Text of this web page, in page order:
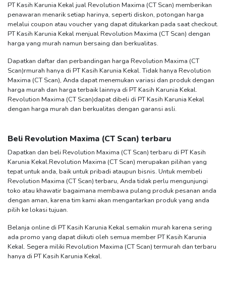
PT Kasih Karunia Kekal jualRevolution Maxima (CT Scan) memberikan
penawaran menarik setiap harinya, seperti diskon, potongan harga
melalui coupon atau voucher yang dapat ditukarkan pada saat checkout.
PT Kasih Karunia Kekal menjualRevolution Maxima (CT Scan) dengan
harga yang murah namun bersaing dan berkualitas.
Dapatkan daftar dan perbandingan harga Revolution Maxima (CT
Scan)rmurah hanya di PT Kasih Karunia Kekal. Tidak hanya Revolution
Maxima (CT Scan), Anda dapat menemukan variasi dan produk dengan
harga murah dan harga terbaik lainnya di PT Kasih Karunia Kekal.
Revolution Maxima (CT Scan)dapat dibeli di PT Kasih Karunia Kekal
dengan harga murah dan berkualitas dengan garansi asli.
Beli Revolution Maxima (CT Scan) terbaru
Dapatkan dan beli Revolution Maxima (CT Scan)terbaru di PT Kasih
Karunia Kekal.Revolution Maxima (CT Scan) merupakan pilihan yang
tepat untuk anda, baik untuk pribadi ataupun bisnis. Untuk membeli
Revolution Maxima (CT Scan)terbaru, Anda tidak perlu mengunjungi
toko atau khawatir bagaimana membawa pulang produk pesanan anda
dengan aman, karena tim kami akan mengantarkan produk yang anda
pilih ke lokasi tujuan.
Belanja online di PT Kasih Karunia Kekal semakin murah karena sering
ada promo yang dapat diikuti oleh semua member PT Kasih Karunia
Kekal. Segera miliki Revolution Maxima (CT Scan)termurah dan terbaru
hanya di PT Kasih Karunia Kekal.